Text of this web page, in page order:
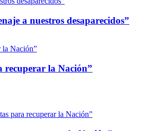
a nuestros desaparecidos”
recuperar la Nación”